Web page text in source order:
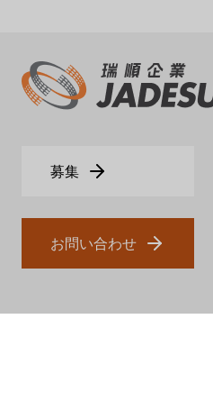
募集
お問い合わせ